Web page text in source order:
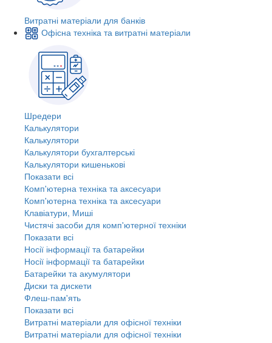
Витратні матеріали для банків
Офісна техніка та витратні матеріали
Шредери
Калькулятори
Калькулятори
Калькулятори бухгалтерські
Калькулятори кишенькові
Показати всі
Комп'ютерна техніка та аксесуари
Комп'ютерна техніка та аксесуари
Клавіатури, Миші
Чистячі засоби для комп'ютерної техніки
Показати всі
Носії інформації та батарейки
Носії інформації та батарейки
Батарейки та акумулятори
Диски та дискети
Флеш-пам'ять
Показати всі
Витратні матеріали для офісної техніки
Витратні матеріали для офісної техніки